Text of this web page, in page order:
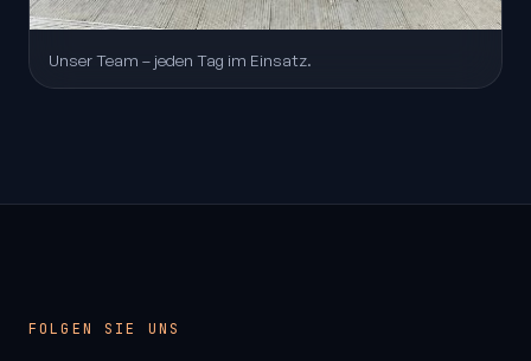
Unser Team – jeden Tag im Einsatz.
FOLGEN SIE UNS